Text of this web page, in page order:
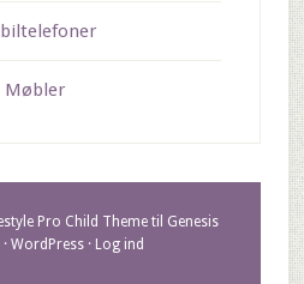
Møbler
Pro Child Theme til Genesis
·WordPress · Log ind